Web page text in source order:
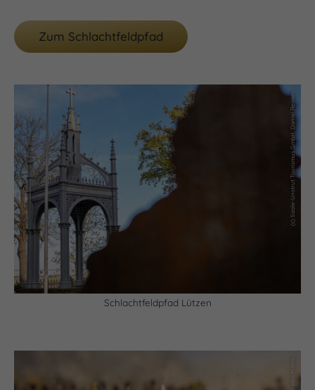
Zum Schlachtfeldpfad
(c) Saale-Unstrut Tourismus GmbH, Daniel Remler
Schlachtfeldpfad Lützen